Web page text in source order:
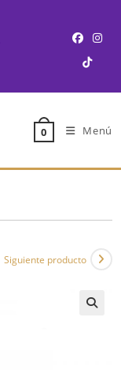
0 Menú
Siguiente producto